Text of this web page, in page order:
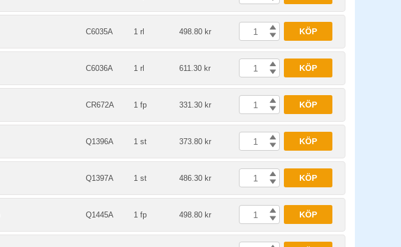
C6035A 1 rl 498.80 kr KÖP
C6036A 1 rl 611.30 kr KÖP
CR672A 1 fp 331.30 kr KÖP
Q1396A 1 st 373.80 kr KÖP
Q1397A 1 st 486.30 kr KÖP
Q1445A 1 fp 498.80 kr KÖP